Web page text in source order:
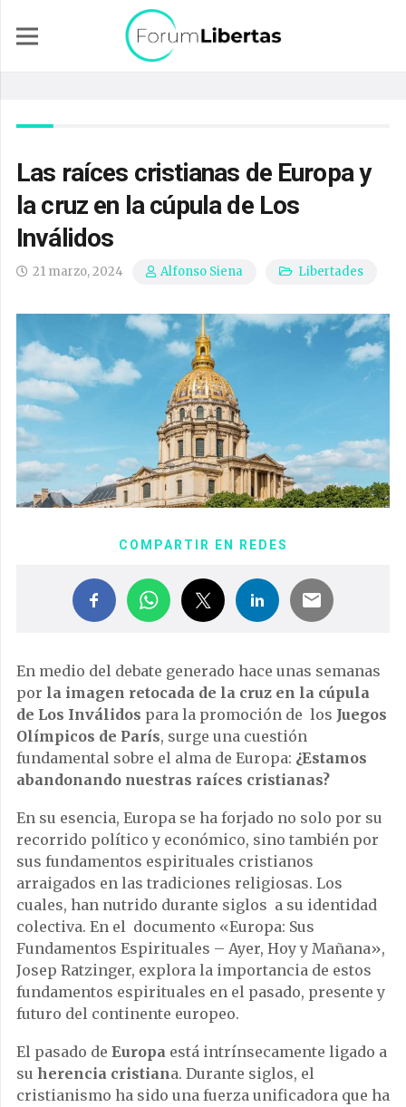
Las raíces cristianas de Europa y
la cruz en la cúpula de Los
Inválidos
21 marzo, 2024 Alfonso Siena Libertades
COMPARTIR EN REDES
En medio del debate generado hace unas semanas
por la imagen retocada de la cruz en la cúpula
de Los Inválidos para la promoción de los Juegos
Olímpicos de París, surge una cuestión
fundamental sobre el alma de Europa: ¿Estamos
abandonando nuestras raíces cristianas?
En su esencia, Europa se ha forjado no solo por su
recorrido político y económico, sino también por
sus fundamentos espirituales cristianos
arraigados en las tradiciones religiosas. Los
cuales, han nutrido durante siglos a su identidad
colectiva. En el documento «Europa: Sus
Fundamentos Espirituales – Ayer, Hoy y Mañana»,
Josep Ratzinger, explora la importancia de estos
fundamentos espirituales en el pasado, presente y
futuro del continente europeo.
El pasado de Europa está intrínsecamente ligado a
su herencia cristiana. Durante siglos, el
cristianismo ha sido una fuerza unificadora que ha